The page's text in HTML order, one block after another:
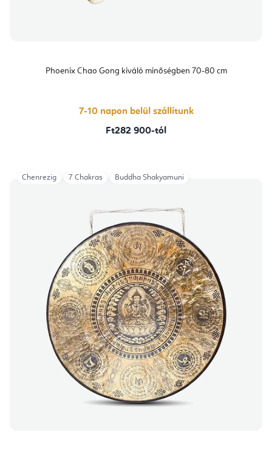
Phoenix Chao Gong kiváló minőségben 70-80 cm
7-10 napon belül szállítunk
Ft282 900-tól
Chenrezig 7 Chakras Buddha Shakyamuni